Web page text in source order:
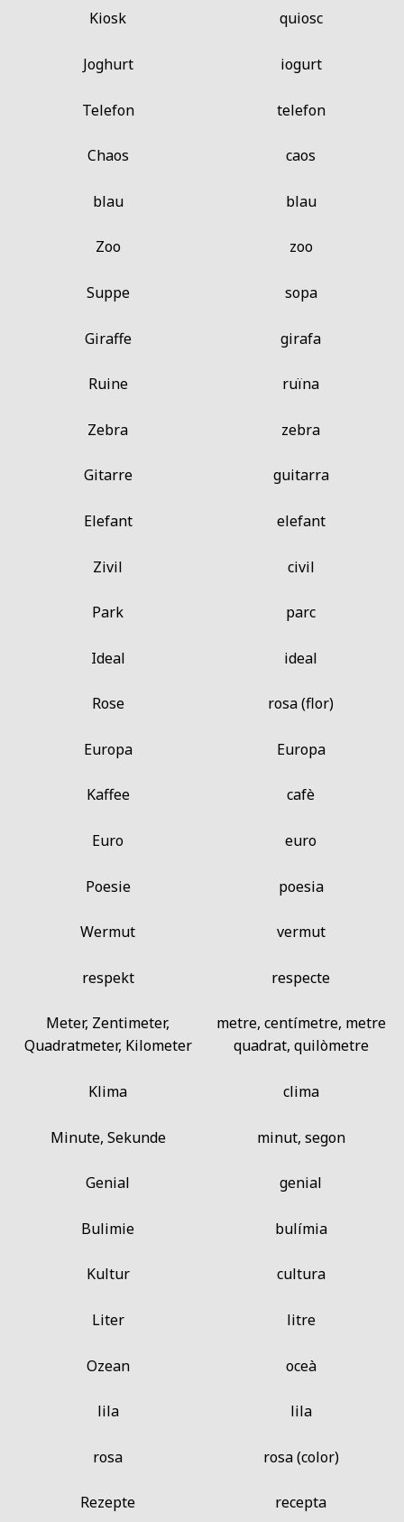
Kiosk
Joghurt
Telefon
Chaos
blau
Zoo
Suppe
Giraffe
Ruine
Zebra
Gitarre
Elefant
Zivil
Park
Ideal
Rose
Europa
Kaffee
Euro
Poesie
Wermut
respekt
Meter, Zentimeter,
Quadratmeter, Kilometer
Klima
Minute, Sekunde
Genial
Bulimie
Kultur
Liter
Ozean
lila
rosa
Rezepte
quiosc
iogurt
telefon
caos
blau
zoo
sopa
girafa
ruïna
zebra
guitarra
elefant
civil
parc
ideal
rosa (flor)
Europa
cafè
euro
poesia
vermut
respecte
metre, centímetre, metre
quadrat, quilòmetre
clima
minut, segon
genial
bulímia
cultura
litre
oceà
lila
rosa (color)
recepta